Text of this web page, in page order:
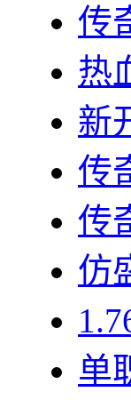
传
热
新
传
传
仿
单